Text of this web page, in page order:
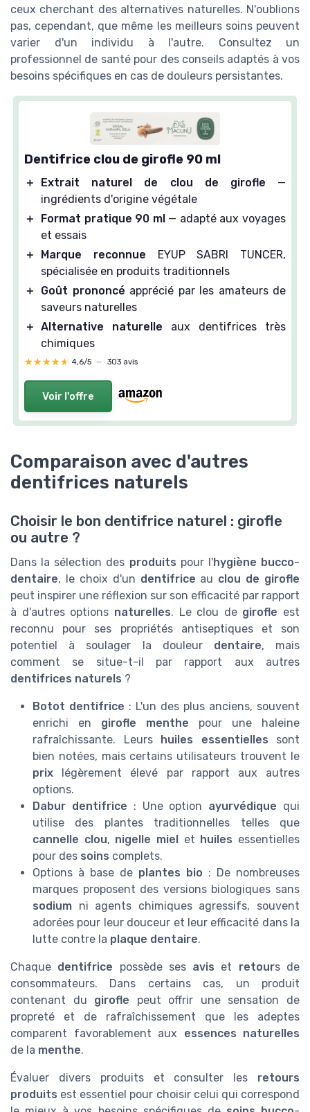
ceux cherchant des alternatives naturelles. N'oublions
pas, cependant, que même les meilleurs soins peuvent
varier d'un individu à l'autre. Consultez un
professionnel de santé pour des conseils adaptés à vos
besoins spécifiques en cas de douleurs persistantes.
Dentifrice clou de girofle 90 ml
＋ Extrait naturel de clou de girofle —
ingrédients d'origine végétale
＋
Format pratique 90 ml — adapté aux voyages
et essais
＋
Marque reconnue EYUP SABRI TUNCER,
spécialisée en produits traditionnels
＋
Goût prononcé apprécié par les amateurs de
saveurs naturelles
＋ Alternative naturelle aux dentifrices très
chimiques
★★★★★
★★★★★ 4,6/5 — 303 avis
Voir l'offre
Comparaison avec d'autres
dentifrices naturels
Choisir le bon dentifrice naturel : girofle
ou autre ?
Dans la sélection des produits pour l'hygiène bucco-
dentaire, le choix d'un dentifrice au clou de girofle
peut inspirer une réflexion sur son efficacité par rapport
à d'autres options naturelles. Le clou de girofle est
reconnu pour ses propriétés antiseptiques et son
potentiel à soulager la douleur dentaire, mais
comment se situe-t-il par rapport aux autres
dentifrices naturels ?
Botot dentifrice : L'un des plus anciens, souvent
enrichi en girofle menthe pour une haleine
rafraîchissante. Leurs
huiles essentielles sont
bien notées, mais certains utilisateurs trouvent le
prix légèrement élevé par rapport aux autres
options.
Dabur dentifrice : Une option ayurvédique qui
utilise des plantes traditionnelles telles que
cannelle clou, nigelle miel et huiles essentielles
pour des soins complets.
Options à base de plantes bio : De nombreuses
marques proposent des versions biologiques sans
sodium ni agents chimiques agressifs, souvent
adorées pour leur douceur et leur efficacité dans la
lutte contre la plaque dentaire.
Chaque dentifrice possède ses avis et retours de
consommateurs. Dans certains cas, un produit
contenant du girofle peut offrir une sensation de
propreté et de rafraîchissement que les adeptes
comparent favorablement aux essences naturelles
de la menthe.
Évaluer divers produits et consulter les retours
produits est essentiel pour choisir celui qui correspond